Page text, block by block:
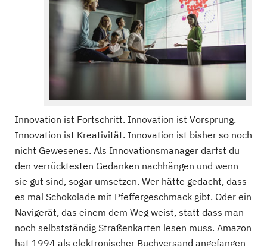
Innovation ist Fortschritt. Innovation ist Vorsprung.
Innovation ist Kreativität. Innovation ist bisher so noch
nicht Gewesenes. Als Innovationsmanager darfst du
den verrücktesten Gedanken nachhängen und wenn
sie gut sind, sogar umsetzen. Wer hätte gedacht, dass
es mal Schokolade mit Pfeffergeschmack gibt. Oder ein
Navigerät, das einem dem Weg weist, statt dass man
noch selbstständig Straßenkarten lesen muss. Amazon
hat 1994 als elektronischer Buchversand angefangen